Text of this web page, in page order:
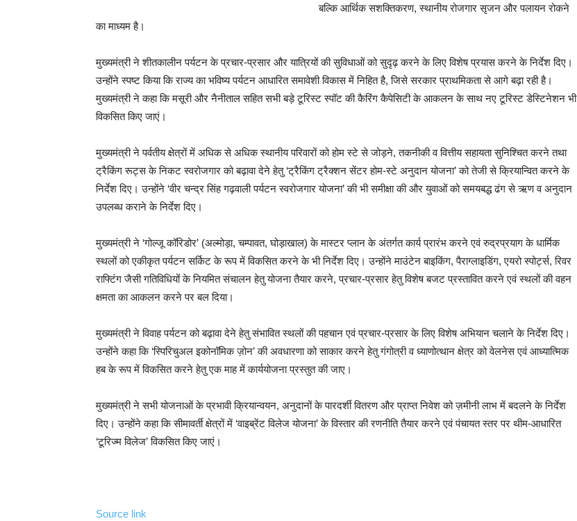
बल्कि आर्थिक सशक्तिकरण, स्थानीय रोजगार सृजन और पलायन रोकने
का माध्यम है।
मुख्यमंत्री ने शीतकालीन पर्यटन के प्रचार-प्रसार और यात्रियों की सुविधाओं को सुदृढ़ करने के लिए विशेष प्रयास करने के निर्देश दिए।
उन्होंने स्पष्ट किया कि राज्य का भविष्य पर्यटन आधारित समावेशी विकास में निहित है, जिसे सरकार प्राथमिकता से आगे बढ़ा रही है।
मुख्यमंत्री ने कहा कि मसूरी और नैनीताल सहित सभी बड़े टूरिस्ट स्पॉट की कैरिंग कैपेसिटी के आकलन के साथ नए टूरिस्ट डेस्टिनेशन भी
विकसित किए जाएं।
मुख्यमंत्री ने पर्वतीय क्षेत्रों में अधिक से अधिक स्थानीय परिवारों को होम स्टे से जोड़ने, तकनीकी व वित्तीय सहायता सुनिश्चित करने तथा
ट्रैकिंग रूट्स के निकट स्वरोजगार को बढ़ावा देने हेतु ‘ट्रैकिंग ट्रैक्शन सेंटर होम-स्टे अनुदान योजना’ को तेजी से क्रियान्वित करने के
निर्देश दिए। उन्होंने ‘वीर चन्द्र सिंह गढ़वाली पर्यटन स्वरोजगार योजना’ की भी समीक्षा की और युवाओं को समयबद्ध ढंग से ऋण व अनुदान
उपलब्ध कराने के निर्देश दिए।
मुख्यमंत्री ने ‘गोल्जू कॉरिडोर’ (अल्मोड़ा, चम्पावत, घोड़ाखाल) के मास्टर प्लान के अंतर्गत कार्य प्रारंभ करने एवं रुद्रप्रयाग के धार्मिक
स्थलों को एकीकृत पर्यटन सर्किट के रूप में विकसित करने के भी निर्देश दिए। उन्होंने माउंटेन बाइकिंग, पैराग्लाइडिंग, एयरो स्पोर्ट्स, रिवर
राफ्टिंग जैसी गतिविधियों के नियमित संचालन हेतु योजना तैयार करने, प्रचार-प्रसार हेतु विशेष बजट प्रस्तावित करने एवं स्थलों की वहन
क्षमता का आकलन करने पर बल दिया।
मुख्यमंत्री ने विवाह पर्यटन को बढ़ावा देने हेतु संभावित स्थलों की पहचान एवं प्रचार-प्रसार के लिए विशेष अभियान चलाने के निर्देश दिए।
उन्होंने कहा कि ‘स्पिरिचुअल इकोनॉमिक ज़ोन’ की अवधारणा को साकार करने हेतु गंगोत्री व ध्याणोत्थान क्षेत्र को वेलनेस एवं आध्यात्मिक
हब के रूप में विकसित करने हेतु एक माह में कार्ययोजना प्रस्तुत की जाए।
मुख्यमंत्री ने सभी योजनाओं के प्रभावी क्रियान्वयन, अनुदानों के पारदर्शी वितरण और प्राप्त निवेश को ज़मीनी लाभ में बदलने के निर्देश
दिए। उन्होंने कहा कि सीमावर्ती क्षेत्रों में ‘वाइब्रेंट विलेज योजना’ के विस्तार की रणनीति तैयार करने एवं पंचायत स्तर पर थीम-आधारित
‘टूरिज्म विलेज’ विकसित किए जाएं।
Source link